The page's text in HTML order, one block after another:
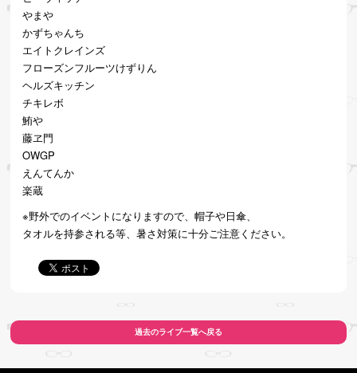
やまや
かずちゃんち
エイトクレインズ
フローズンフルーツけずりん
ヘルズキッチン
チキレボ
鮪や
藤ヱ門
OWGP
えんてんか
楽蔵
※野外でのイベントになりますので、帽子や日傘、
タオルを持参される等、暑さ対策に十分ご注意ください。
過去のライブ一覧へ戻る